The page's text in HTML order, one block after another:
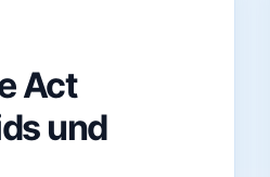
Act
und